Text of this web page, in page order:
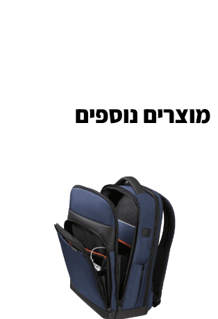
מוצרים נוספים